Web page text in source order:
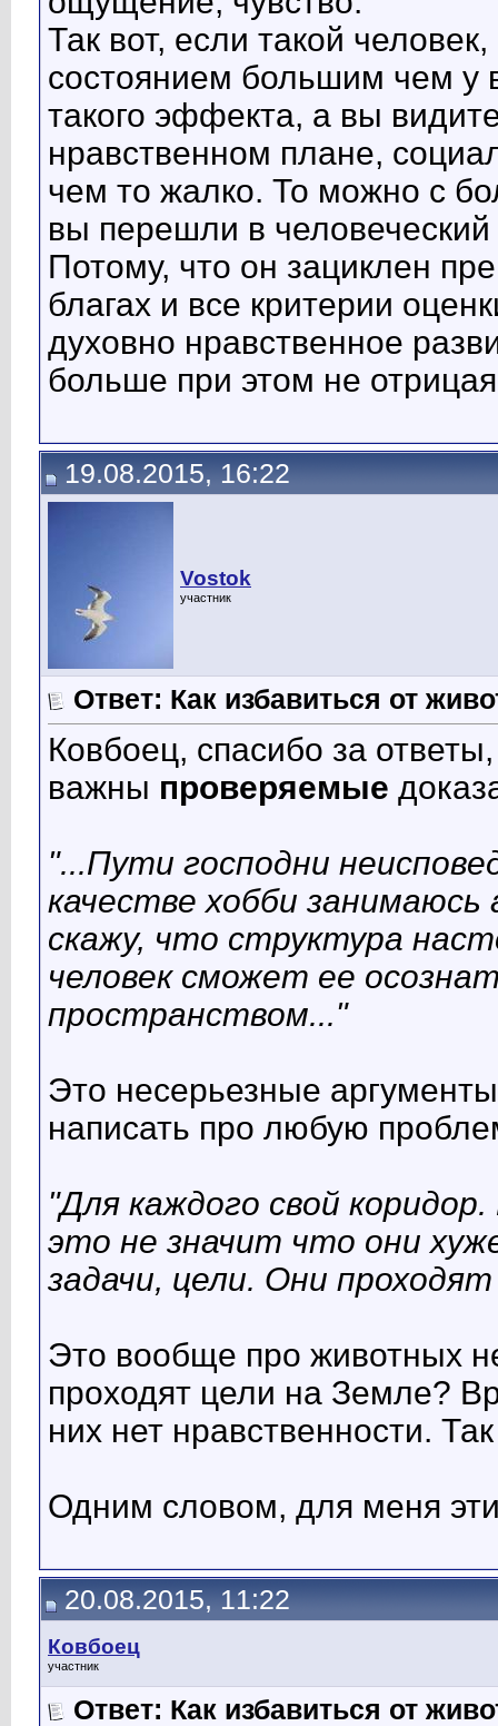
Так вот, если такой
состоянием большим чем у
такого эффекта, а вы
нравственном плане,
чем то жалко. То можно с
вы перешли в человеческий
Потому, что он зациклен
благах и все критерии
духовно нравственное
больше при этом не
19.08.2015, 16:22
Vostok
участник
Ответ: Как избавиться от
Ковбоец, спасибо за
важны проверяемые
"...Пути господни
качестве хобби
скажу, что структура
человек сможет ее
пространством..."
Это несерьезные
написать про любую
"Для каждого свой
это не значит что они
задачи, цели. Они
Это вообще про животных
проходят цели на Земле?
них нет нравственности.
Одним словом, для меня
20.08.2015, 11:22
Ковбоец
участник
Ответ: Как избавиться от